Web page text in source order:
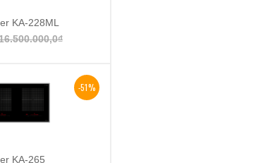
vào giỏ hàng
KA-228ML
₫
-51%
vào giỏ hàng
KA-265